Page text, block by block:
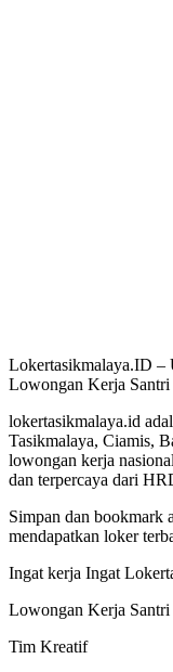
Lokertasikmalaya.ID –
Lowongan Kerja Santri
lokertasikmalaya.id
Tasikmalaya, Ciamis,
lowongan kerja
dan terpercaya dari
Simpan dan bookmark
mendapatkan loker
Ingat kerja Ingat
Lowongan Kerja Santri
Tim Kreatif